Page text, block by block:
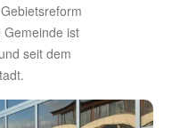
ist
seit dem